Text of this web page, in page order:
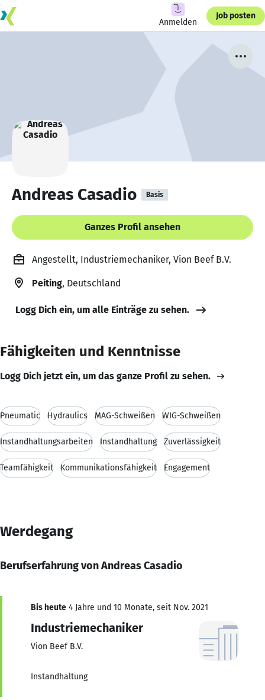
Anmelden
Job posten
Andreas Casadio Basis
Ganzes Profil ansehen
Angestellt, Industriemechaniker, Vion Beef B.V.
Peiting, Deutschland
Logg Dich ein, um alle Einträge zu sehen.
Fähigkeiten und Kenntnisse
Logg Dich jetzt ein, um das ganze Profil zu sehen.
Pneumatic Hydraulics MAG-Schweißen WIG-Schweißen
Instandhaltungsarbeiten Instandhaltung Zuverlässigkeit
Teamfähigkeit Kommunikationsfähigkeit Engagement
Werdegang
Berufserfahrung von Andreas Casadio
Bis heute 4 Jahre und 10 Monate, seit Nov. 2021
Industriemechaniker
Vion Beef B.V.
Instandhaltung